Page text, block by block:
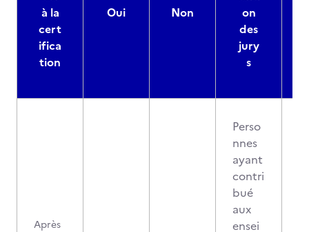
à la
cert
ifica
tion
Oui Non
on
des
jury
s
Après
Perso
nnes
ayant
contri
bué
aux
ensei